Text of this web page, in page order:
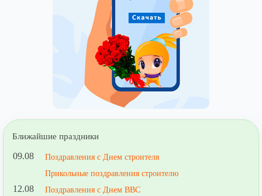
Ближайшие праздники
09.08
Поздравления с Днем строителя
Прикольные поздравления строителю
12.08 Поздравления с Днем ВВС